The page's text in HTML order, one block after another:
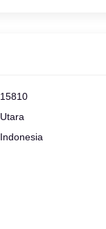
15810
Utara
Indonesia